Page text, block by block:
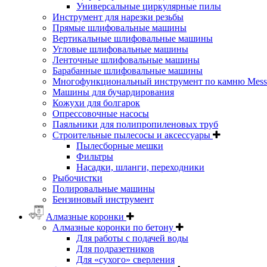
Универсальные циркулярные пилы
Инструмент для нарезки резьбы
Прямые шлифовальные машины
Вертикальные шлифовальные машины
Угловые шлифовальные машины
Ленточные шлифовальные машины
Барабанные шлифовальные машины
Многофункциональный инструмент по камню
Машины для бучардирования
Кожухи для болгарок
Опрессовочные насосы
Паяльники для полипропиленовых труб
Строительные пылесосы и аксессуары
Пылесборные мешки
Фильтры
Насадки, шланги, переходники
Рыбочистки
Полировальные машины
Бензиновый инструмент
Алмазные коронки
Алмазные коронки по бетону
Для работы с подачей воды
Для подразетников
Для «сухого» сверления